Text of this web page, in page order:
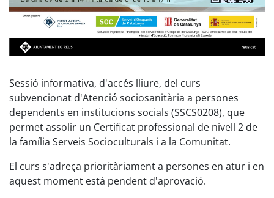
Sessió informativa, d'accés lliure, del curs
subvencionat d'Atenció sociosanitària a persones
dependents en institucions socials (SSCS0208), que
permet assolir un Certificat professional de nivell 2 de
la família Serveis Socioculturals i a la Comunitat.
El curs s'adreça prioritàriament a persones en atur i en
aquest moment està pendent d'aprovació.